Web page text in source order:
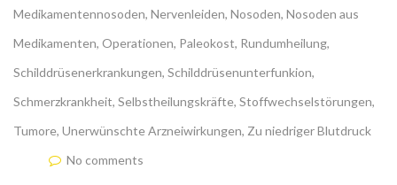
Medikamentennosoden, Nervenleiden, Nosoden, Nosoden aus
Medikamenten, Operationen, Paleokost, Rundumheilung,
Schilddrüsenerkrankungen, Schilddrüsenunterfunkion,
Schmerzkrankheit, Selbstheilungskräfte, Stoffwechselstörungen,
Tumore, Unerwünschte Arzneiwirkungen, Zu niedriger Blutdruck
No comments